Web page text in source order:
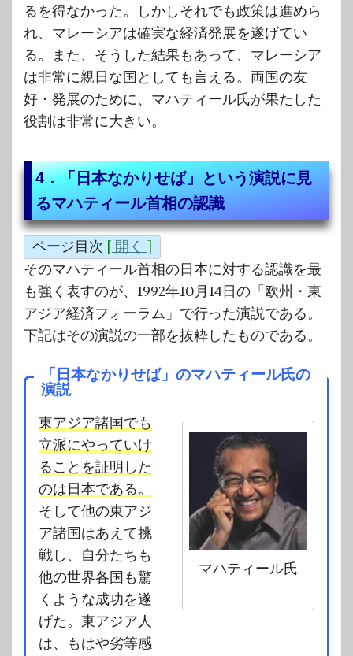
るを得なかった。しかしそれでも政策は進めら
れ、マレーシアは確実な経済発展を遂げてい
る。また、そうした結果もあって、マレーシア
は非常に親日な国としても言える。両国の友
好・発展のために、マハティール氏が果たした
役割は非常に大きい。
4．「日本なかりせば」という演説に見
るマハティール首相の認識
ページ目次 [ 開く ]
そのマハティール首相の日本に対する認識を最
も強く表すのが、1992年10月14日の「欧州・東
アジア経済フォーラム」で行った演説である。
下記はその演説の一部を抜粋したものである。
「日本なかりせば」のマハティール氏の
演説
マハティール氏
東アジア諸国でも
立派にやっていけ
ることを証明した
のは日本である。
そして他の東アジ
ア諸国はあえて挑
戦し、自分たちも
他の世界各国も驚
くような成功を遂
げた。東アジア人
は、もはや劣等感